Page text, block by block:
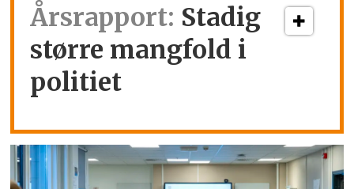
Årsrapport: Stadig
større mangfold i
politiet